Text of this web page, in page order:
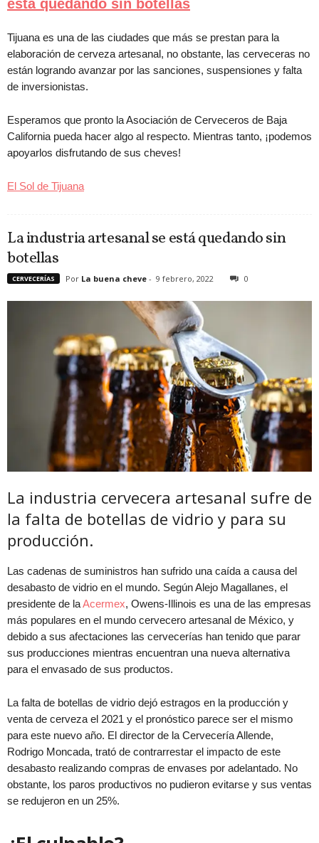
está quedando sin botellas
Tijuana es una de las ciudades que más se prestan para la
elaboración de cerveza artesanal, no obstante, las cerveceras no
están logrando avanzar por las sanciones, suspensiones y falta
de inversionistas.
Esperamos que pronto la Asociación de Cerveceros de Baja
California pueda hacer algo al respecto. Mientras tanto, ¡podemos
apoyarlos disfrutando de sus cheves!
El Sol de Tijuana
La industria artesanal se está quedando sin
botellas
CERVECERÍAS Por La buena cheve - 9 febrero, 2022 0
La industria cervecera artesanal sufre de
la falta de botellas de vidrio y para su
producción.
Las cadenas de suministros han sufrido una caída a causa del
desabasto de vidrio en el mundo. Según Alejo Magallanes, el
presidente de laAcermex, Owens-Illinois es una de las empresas
más populares en el mundo cervecero artesanal de México, y
debido a sus afectaciones las cervecerías han tenido que parar
sus producciones mientras encuentran una nueva alternativa
para el envasado de sus productos.
La falta de botellas de vidrio dejó estragos en la producción y
venta de cerveza el 2021 y el pronóstico parece ser el mismo
para este nuevo año. El director de la Cervecería Allende,
Rodrigo Moncada, trató de contrarrestar el impacto de este
desabasto realizando compras de envases por adelantado. No
obstante, los paros productivos no pudieron evitarse y sus ventas
se redujeron en un 25%.